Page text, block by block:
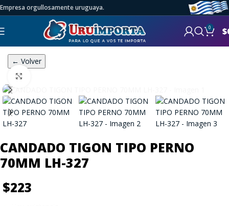
Empresa orgullosamente uruguaya.
0 $
← Volver
CANDADO TIGON TIPO PERNO
70MM LH-327
$223